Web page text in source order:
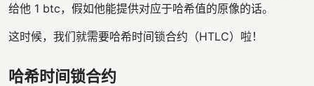
给他 1 btc，假如他能提供对应于哈希值的原像的话。
这时候，我们就需要哈希时间锁合约（HTLC）啦！
哈希时间锁合约